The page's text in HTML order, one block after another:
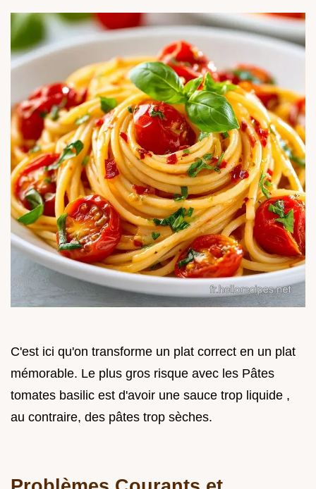
C'est ici qu'on transforme un plat correct en un plat
mémorable. Le plus gros risque avec les Pâtes
tomates basilic est d'avoir une sauce trop liquide ,
au contraire, des pâtes trop sèches.